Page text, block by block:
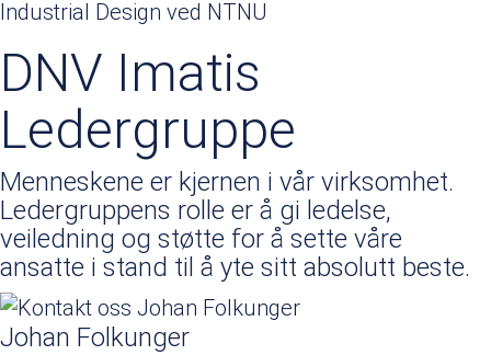
Industrial Design ved NTNU
DNV Imatis
Ledergruppe
Menneskene er kjernen i vår virksomhet.
Ledergruppens rolle er å gi ledelse,
veiledning og støtte for å sette våre
ansatte i stand til å yte sitt absolutt beste.
Johan Folkunger